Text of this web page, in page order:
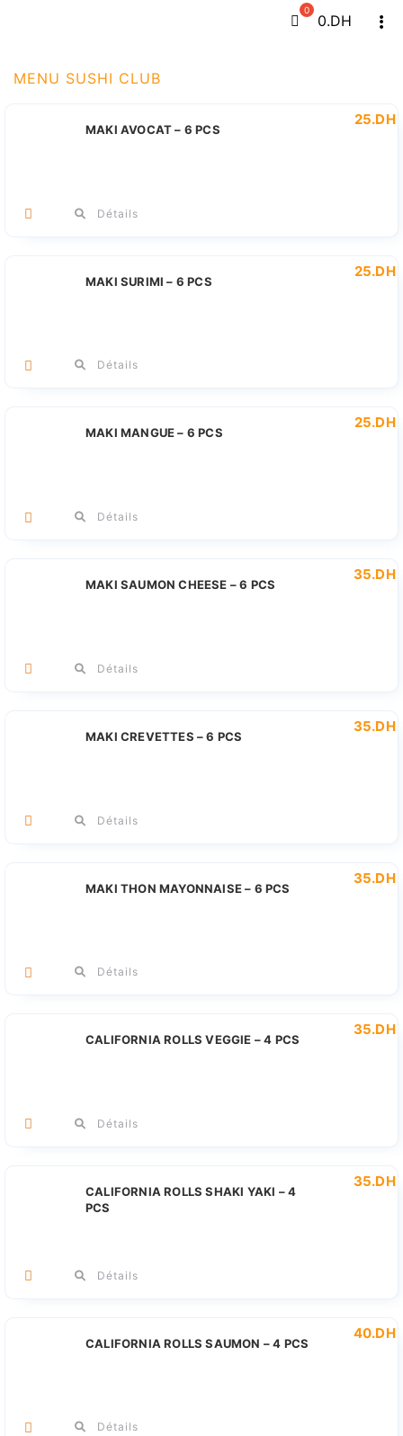
0.DH
MENU SUSHI CLUB
MAKI AVOCAT – 6 PCS
25.DH
Détails
MAKI SURIMI – 6 PCS
25.DH
Détails
MAKI MANGUE – 6 PCS
25.DH
Détails
MAKI SAUMON CHEESE – 6 PCS
35.DH
Détails
MAKI CREVETTES – 6 PCS
35.DH
Détails
MAKI THON MAYONNAISE – 6 PCS
35.DH
Détails
CALIFORNIA ROLLS VEGGIE – 4 PCS
35.DH
Détails
CALIFORNIA ROLLS SHAKI YAKI – 4
PCS
35.DH
Détails
CALIFORNIA ROLLS SAUMON – 4 PCS
40.DH
Détails